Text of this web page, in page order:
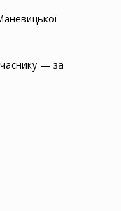
— за